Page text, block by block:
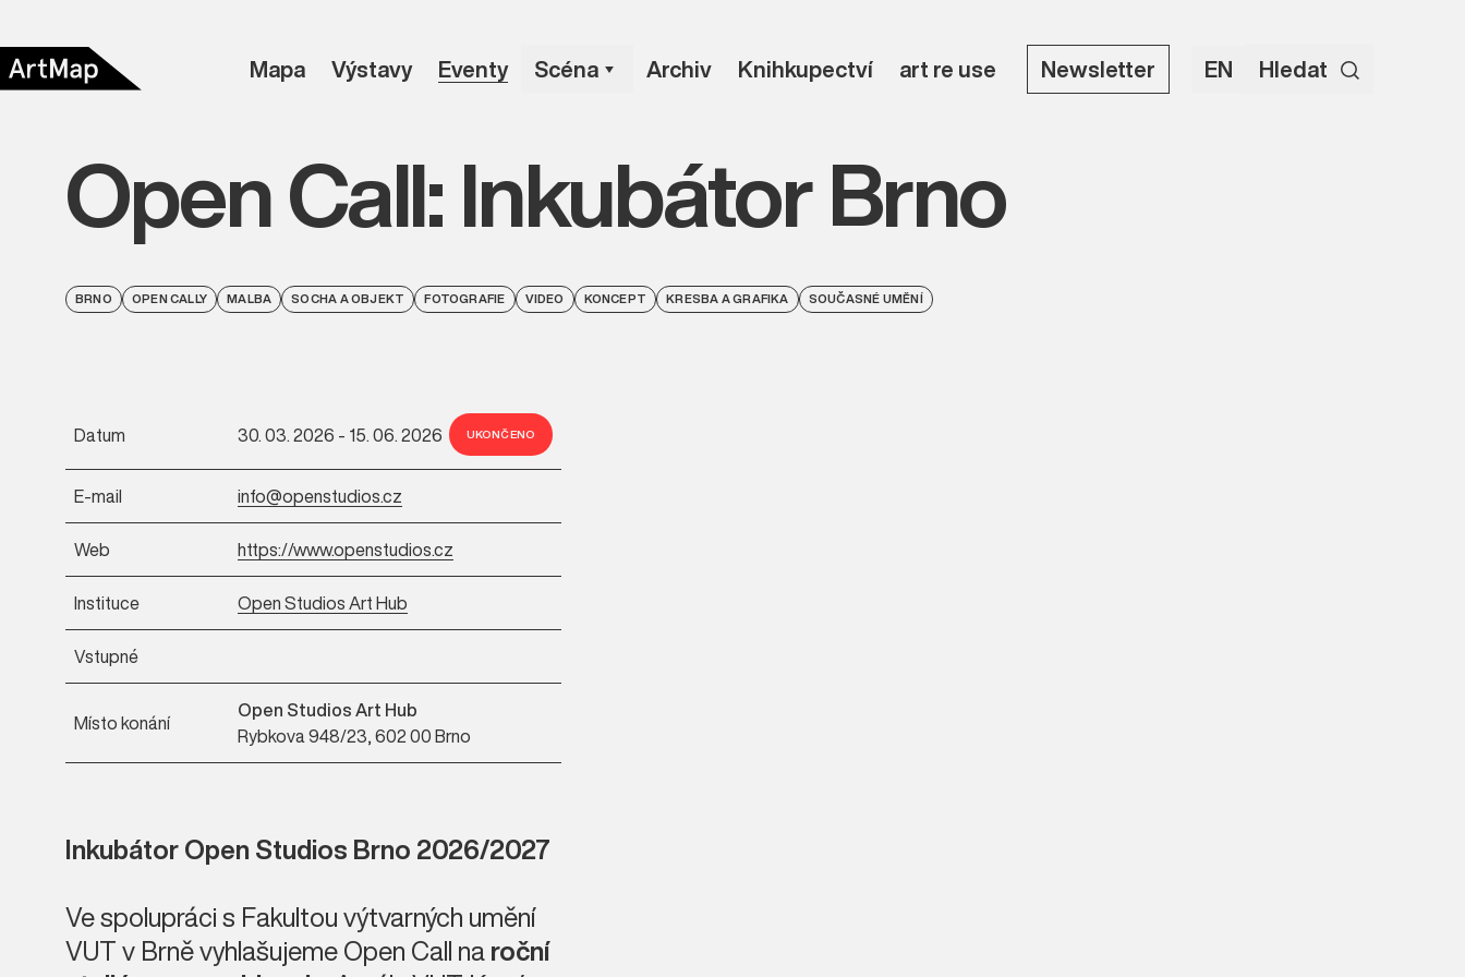
Mapa Výstavy Eventy Scéna Archiv Knihkupectví art re use Newsletter EN Hledat
Open Call: Inkubátor Brno
BRNO OPEN CALLY MALBA SOCHA A OBJEKT FOTOGRAFIE VIDEO KONCEPT KRESBA A GRAFIKA SOUČASNÉ UMĚNÍ
Datum 30. 03. 2026 - 15. 06. 2026 UKONČENO
E-mail info@openstudios.cz
Web https://www.openstudios.cz
Instituce Open Studios Art Hub
Vstupné
Místo konání
Open Studios Art Hub
Rybkova 948/23, 602 00 Brno
Inkubátor Open Studios Brno 2026/2027
Ve spolupráci s Fakultou výtvarných umění
VUT v Brně vyhlašujeme Open Call naroční